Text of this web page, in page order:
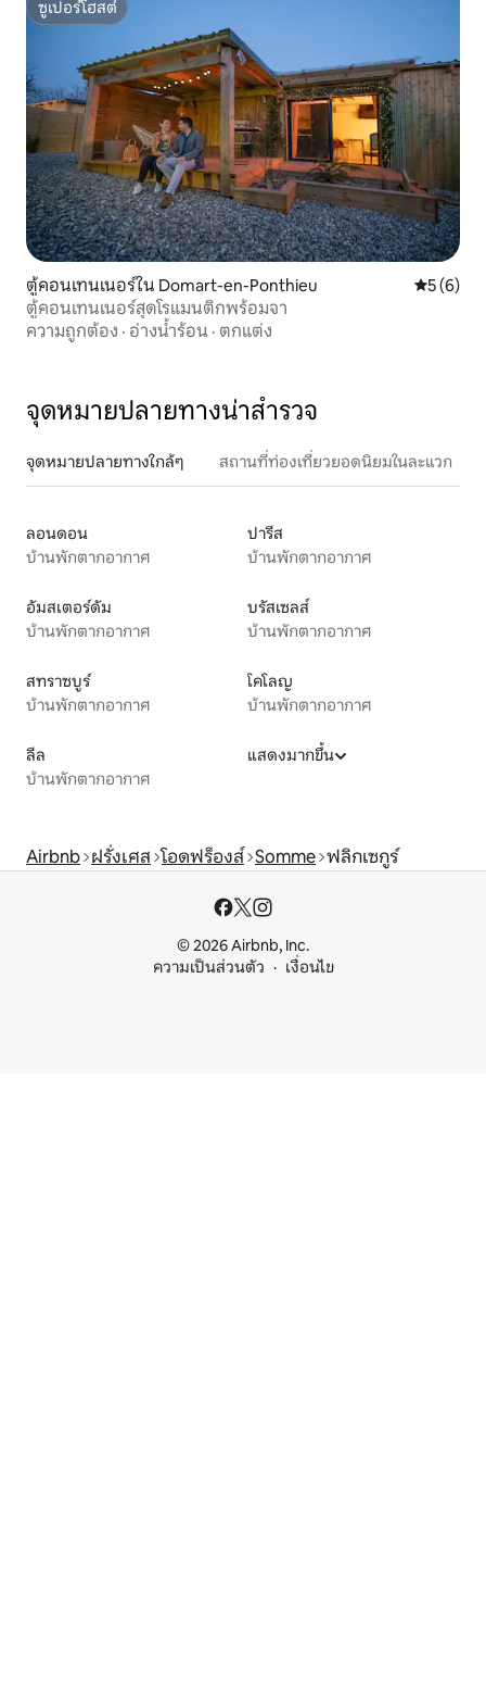
ซูเปอร์โฮสต์
ซูเปอร์โฮสต์
ตู้คอนเทนเนอร์ใน Domart-en-Ponthieu คะแนนเฉ
5 (6)
ตู้คอนเทนเนอร์สุดโรแมนติกพร้อมจา
ความถูกต้อง · อ่างน้ำร้อน · ตกแต่ง
จุดหมายปลายทางน่าสำรวจ
จุดหมายปลายทางใกล้ๆ สถานที่ท่องเที่ยวยอดนิยมในละแวก
ลอนดอน
บ้านพักตากอากาศ
ปารีส
บ้านพักตากอากาศ
อัมสเตอร์ดัม
บ้านพักตากอากาศ
บรัสเซลส์
บ้านพักตากอากาศ
สทราซบูร์
บ้านพักตากอากาศ
โคโลญ
บ้านพักตากอากาศ
ลีล
บ้านพักตากอากาศ
แสดงมากขึ้น
Airbnb ฝรั่งเศส โอดฟร็องส์ Somme ฟลิกเซกูร์
© 2026 Airbnb, Inc.
ความเป็นส่วนตัว
เงื่อนไข